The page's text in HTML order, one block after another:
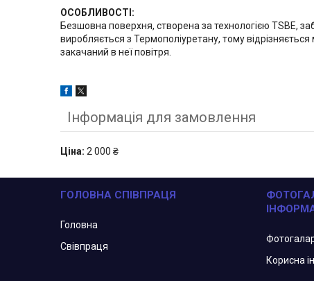
ОСОБЛИВОСТІ:
Безшовна поверхня, створена за технологією TSBE,
виробляється з Термополіуретану, тому
закачаний в неї повітря.
Інформація для замовлення
Ціна: 2 000 ₴
ГОЛОВНА СПІВПРАЦЯ
Головна
Свівпраця
Корисна